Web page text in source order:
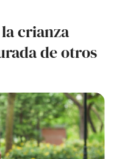
crianza
de otros